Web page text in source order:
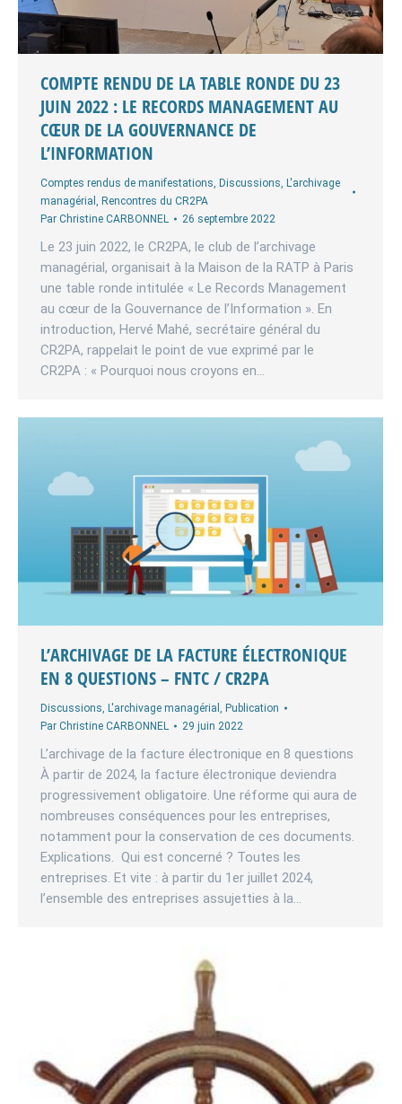
COMPTE RENDU DE LA TABLE RONDE DU 23
JUIN 2022 : LE RECORDS MANAGEMENT AU
CŒUR DE LA GOUVERNANCE DE
L’INFORMATION
Comptes rendus de manifestations, Discussions, L'archivage
managérial , Rencontres du CR2PA
Par Christine CARBONNEL 26 septembre 2022
Le 23 juin 2022, le CR2PA, le club de l’archivage
managérial, organisait à la Maison de la RATP à Paris
une table ronde intitulée « Le Records Management
au cœur de la Gouvernance de l’Information ». En
introduction, Hervé Mahé, secrétaire général du
CR2PA, rappelait le point de vue exprimé par le
CR2PA : « Pourquoi nous croyons en…
L’ARCHIVAGE DE LA FACTURE ÉLECTRONIQUE
EN 8 QUESTIONS – FNTC / CR2PA
Discussions, L'archivage managérial , Publication
Par Christine CARBONNEL 29 juin 2022
L’archivage de la facture électronique en 8 questions
À partir de 2024, la facture électronique deviendra
progressivement obligatoire. Une réforme qui aura de
nombreuses conséquences pour les entreprises,
notamment pour la conservation de ces documents.
Explications. Qui est concerné ? Toutes les
entreprises. Et vite : à partir du 1er juillet 2024,
l’ensemble des entreprises assujetties à la…